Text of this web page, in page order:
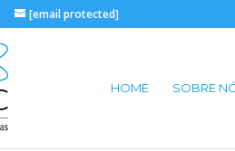
[email protected]
HOME SOBRE